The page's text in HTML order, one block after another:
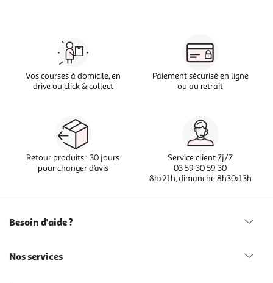
Vos courses à domicile, en
drive ou click & collect
Paiement sécurisé en ligne
ou au retrait
Retour produits : 30 jours
pour changer d’avis
Service client 7j/7
03 59 30 59 30
8h>21h, dimanche 8h30>13h
Besoin d'aide ?
Nos services